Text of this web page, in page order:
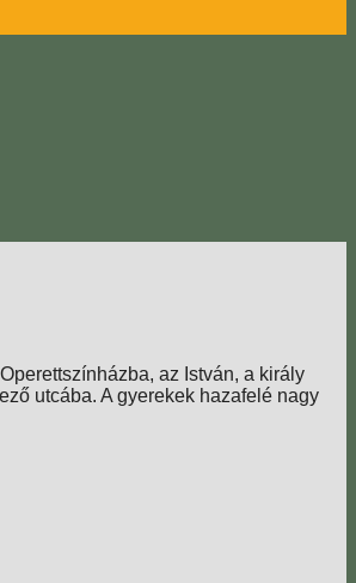
az István, a király
utcába. A gyerekek hazafelé nagy